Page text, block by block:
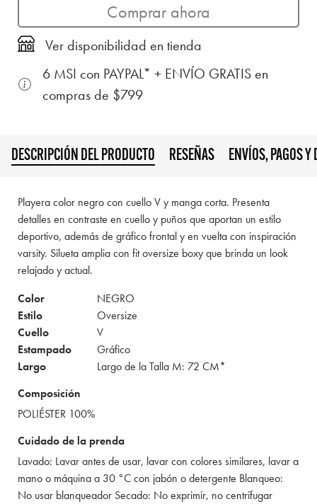
Comprar ahora
Ver disponibilidad en tienda
6 MSI con PAYPAL* + ENVÍO GRATIS en
compras de $799
DESCRIPCIÓN DEL PRODUCTO RESEÑAS ENVÍOS, PAGOS Y
Playera color negro con cuello V y manga corta. Presenta
detalles en contraste en cuello y puños que aportan un estilo
deportivo, además de gráfico frontal y en vuelta con inspiración
varsity. Silueta amplia con fit oversize boxy que brinda un look
relajado y actual.
Color
NEGRO
Estilo
Oversize
Cuello
V
Estampado
Gráfico
Largo
Largo de la Talla M: 72 CM*
Composición
POLIÉSTER 100%
Cuidado de la prenda
Lavado: Lavar antes de usar, lavar con colores similares, lavar a
mano o máquina a 30 °C con jabón o detergente Blanqueo:
No usar blanqueador Secado: No exprimir, no centrifugar